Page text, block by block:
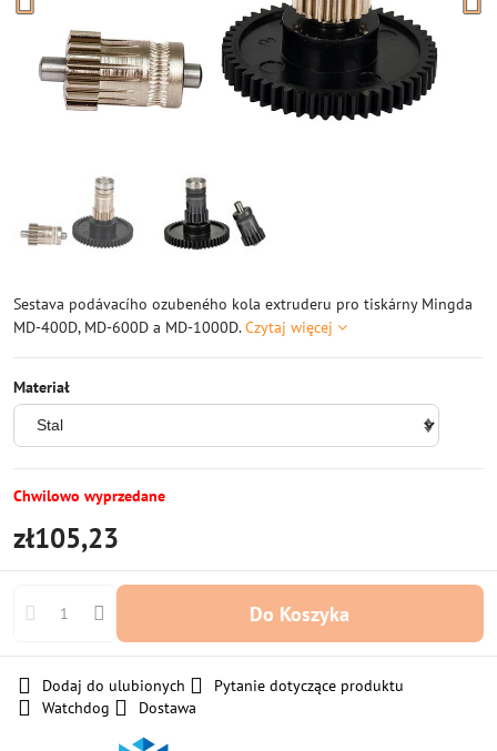
Sestava podávacího ozubeného kola extruderu pro tiskárny Mingda
MD-400D, MD-600D a MD-1000D.Czytaj więcej
Materiał
Chwilowo wyprzedane
zł105,23
Do Koszyka
Dodaj do ulubionych
Pytanie dotyczące produktu
Watchdog
Dostawa